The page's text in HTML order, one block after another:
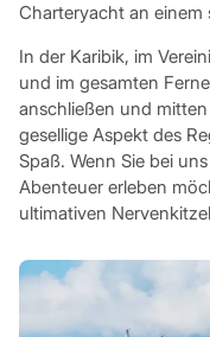
Charteryacht an einem
In der Karibik, im
und im gesamten
anschließen und
gesellige Aspekt des
Spaß. Wenn Sie bei
Abenteuer erleben
ultimativen